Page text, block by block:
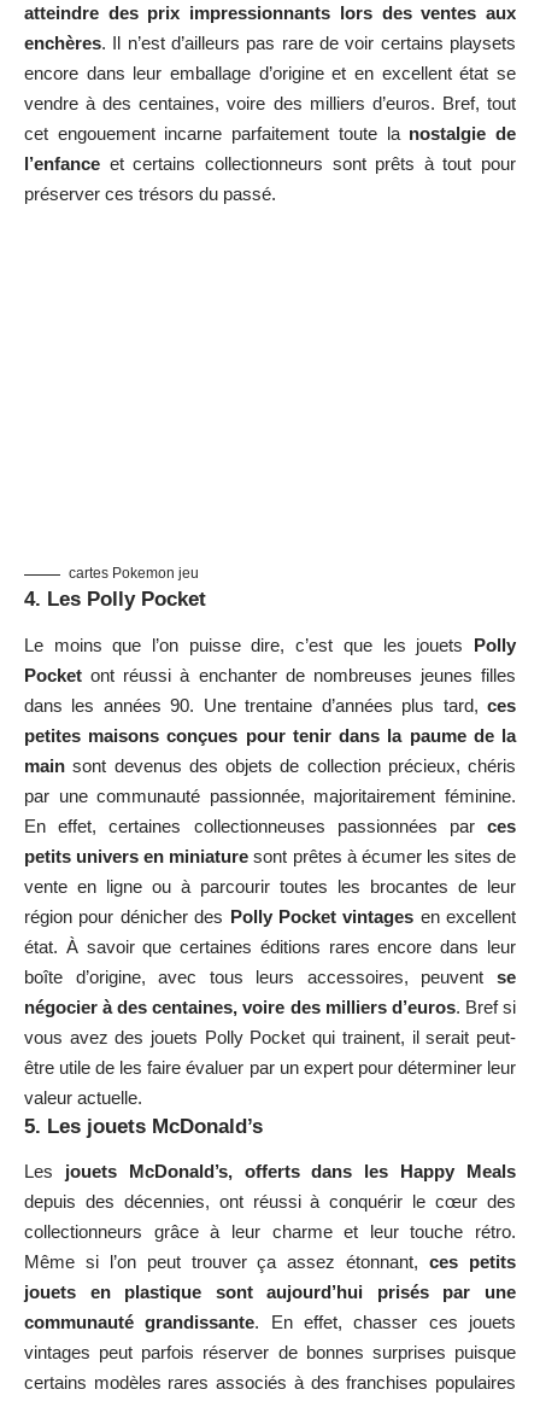
atteindre des prix impressionnants lors des ventes aux
enchères. Il n’est d’ailleurs pas rare de voir certains playsets
encore dans leur emballage d’origine et en excellent état se
vendre à des centaines, voire des milliers d’euros. Bref, tout
cet engouement incarne parfaitement toute la nostalgie de
l’enfance et certains collectionneurs sont prêts à tout pour
préserver ces trésors du passé.
cartes Pokemon jeu
4. Les Polly Pocket
Le moins que l’on puisse dire, c’est que les jouets Polly
Pocket ont réussi à enchanter de nombreuses jeunes filles
dans les années 90. Une trentaine d’années plus tard, ces
petites maisons conçues pour tenir dans la paume de la
main sont devenus des objets de collection précieux, chéris
par une communauté passionnée, majoritairement féminine.
En effet, certaines collectionneuses passionnées par ces
petits univers en miniature sont prêtes à écumer les sites de
vente en ligne ou à parcourir toutes les brocantes de leur
région pour dénicher des Polly Pocket vintages en excellent
état. À savoir que certaines éditions rares encore dans leur
boîte d’origine, avec tous leurs accessoires, peuvent se
négocier à des centaines, voire des milliers d’euros. Bref si
vous avez des jouets Polly Pocket qui trainent, il serait peut-
être utile de les faire évaluer par un expert pour déterminer leur
valeur actuelle.
5. Les jouets McDonald’s
Les jouets McDonald’s, offerts dans les Happy Meals
depuis des décennies, ont réussi à conquérir le cœur des
collectionneurs grâce à leur charme et leur touche rétro.
Même si l’on peut trouver ça assez étonnant,ces petits
jouets en plastique sont aujourd’hui prisés par une
communauté grandissante. En effet, chasser ces jouets
vintages peut parfois réserver de bonnes surprises puisque
certains modèles rares associés à des franchises populaires